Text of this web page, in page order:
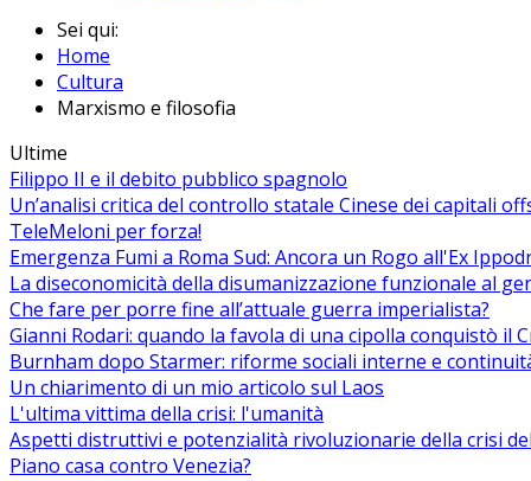
Sei qui:
Home
Cultura
Marxismo e filosofia
Ultime
Filippo II e il debito pubblico spagnolo
Un’analisi critica del controllo statale Cinese dei capitali
TeleMeloni per forza!
Emergenza Fumi a Roma Sud: Ancora un Rogo all'Ex
La diseconomicità della disumanizzazione funzionale al
Che fare per porre fine all’attuale guerra imperialista?
Gianni Rodari: quando la favola di una cipolla conquistò il
Burnham dopo Starmer: riforme sociali interne e
Un chiarimento di un mio articolo sul Laos
L'ultima vittima della crisi: l'umanità
Aspetti distruttivi e potenzialità rivoluzionarie della crisi
Piano casa contro Venezia?